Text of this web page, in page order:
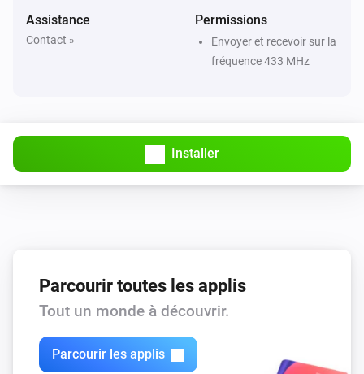
Assistance
Contact »
Permissions
Envoyer et recevoir sur la
fréquence 433 MHz
Installer
Parcourir toutes les applis
Tout un monde à découvrir.
Parcourir les applis